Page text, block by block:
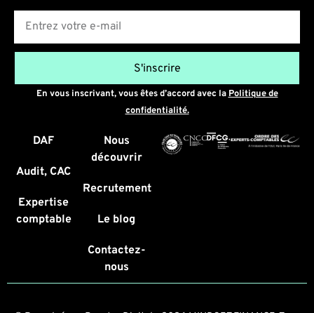
S'inscrire
En vous inscrivant, vous êtes d’accord avec la Politique de
confidentialité.
DAF
Audit, CAC
Expertise
comptable
Nous
découvrir
Recrutement
Le blog
Contactez-
nous